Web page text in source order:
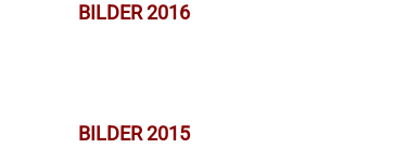
BILDER 2016
BILDER 2015